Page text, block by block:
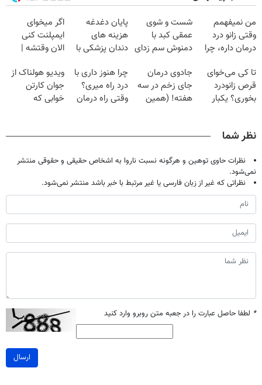
من نمیفهمم
وقتی زانو درد
درمان داره، چرا
تحمل میکنی؟❗
شست و شوی
عمقی کبد با
دمنوش سم زدای
پایان دغدغه
هزینه های
دندان پزشکی با
خانگی
اگر میخوای
ایمپلنت کنی
الان وقتشه |
میلیون تومان!!!
تا کی می‌خوای
قرص زانودرد
بخوری؟ یکبار
جادوی درمان
جای زخم در سه
هفته! (همین
چرا هنوز داری با
درد راه میری؟
وقتی راه درمان
ویدیو هولناک از
جوان کارتن
خوابی که
نظر شما
نظرات حاوی توهین و هرگونه نسبت ناروا به اشخاص حقیقی و حقوقی منتشر
نمی‌شود.
نظراتی که غیر از زبان فارسی یا غیر مرتبط با خبر باشد منتشر نمی‌شود.
* لطفا حاصل عبارت را در جعبه متن روبرو وارد کنید
ارسال